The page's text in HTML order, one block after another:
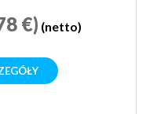
€) (netto)